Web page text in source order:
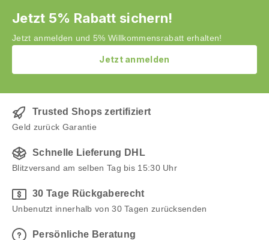
Jetzt 5% Rabatt sichern!
Jetzt anmelden und 5% Willkommensrabatt erhalten!
Jetzt anmelden
Trusted Shops zertifiziert
Geld zurück Garantie
Schnelle Lieferung DHL
Blitzversand am selben Tag bis 15:30 Uhr
30 Tage Rückgaberecht
Unbenutzt innerhalb von 30 Tagen zurücksenden
Persönliche Beratung